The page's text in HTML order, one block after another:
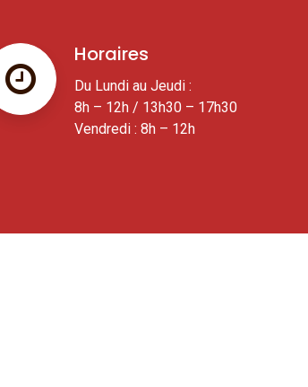
Horaires
Du Lundi au Jeudi :
8h – 12h / 13h30 – 17h30
Vendredi : 8h – 12h